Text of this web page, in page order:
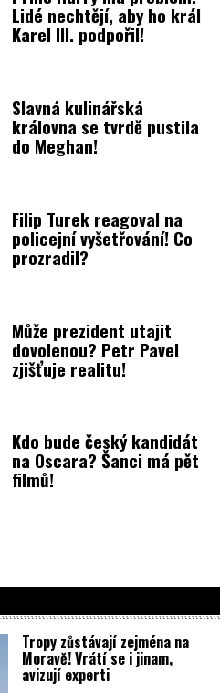
Lidé nechtějí, aby ho král
Karel III. podpořil!
Slavná kulinářská
královna se tvrdě pustila
do Meghan!
Filip Turek reagoval na
policejní vyšetřování! Co
prozradil?
Může prezident utajit
dovolenou? Petr Pavel
zjišťuje realitu!
Kdo bude český kandidát
na Oscara? Šanci má pět
filmů!
Tropy zůstávají zejména na
Moravě! Vrátí se i jinam,
avizují experti